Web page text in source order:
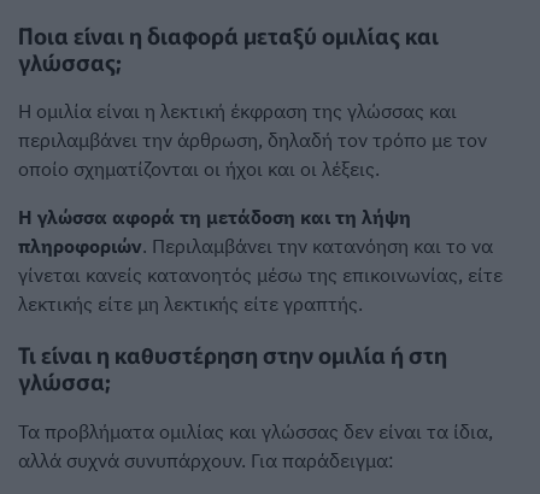
Ποια είναι η διαφορά μεταξύ ομιλίας και
γλώσσας;
Η ομιλία είναι η λεκτική έκφραση της γλώσσας και
περιλαμβάνει την άρθρωση, δηλαδή τον τρόπο με τον
οποίο σχηματίζονται οι ήχοι και οι λέξεις.
Η γλώσσα αφορά τη μετάδοση και τη λήψη
πληροφοριών. Περιλαμβάνει την κατανόηση και το να
γίνεται κανείς κατανοητός μέσω της επικοινωνίας, είτε
λεκτικής είτε μη λεκτικής είτε γραπτής.
Τι είναι η καθυστέρηση στην ομιλία ή στη
γλώσσα;
Τα προβλήματα ομιλίας και γλώσσας δεν είναι τα ίδια,
αλλά συχνά συνυπάρχουν. Για παράδειγμα: